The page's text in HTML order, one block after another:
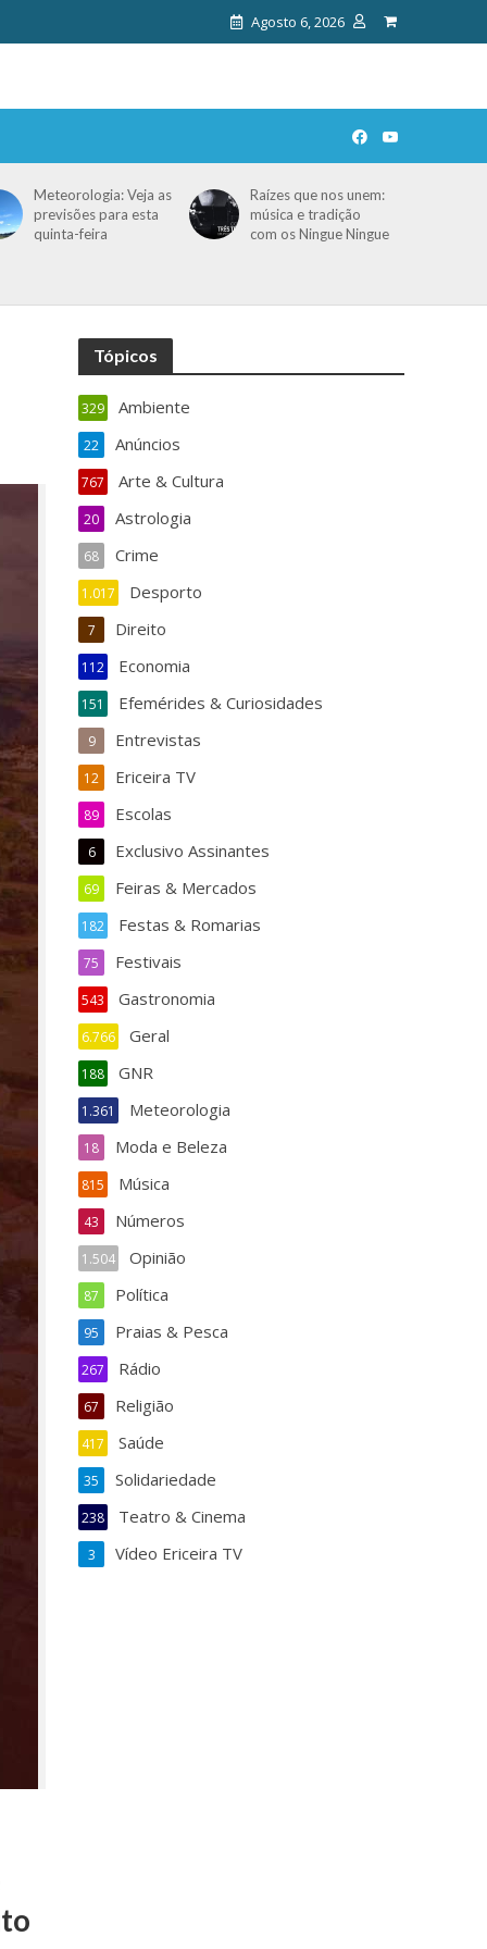
Agosto 6, 2026
Meteorologia: Veja as
previsões para esta
quinta-feira
Raízes que nos unem:
música e tradição
com os Ningue Ningue
Tópicos
Ambiente
329
Anúncios
22
Arte & Cultura
767
Astrologia
20
Crime
68
Desporto
1.017
Direito
7
Economia
112
Efemérides & Curiosidades
151
Entrevistas
9
Ericeira TV
12
Escolas
89
Exclusivo Assinantes
6
Feiras & Mercados
69
Festas & Romarias
182
Festivais
75
Gastronomia
543
Geral
6.766
GNR
188
Meteorologia
1.361
Moda e Beleza
18
Música
815
Números
43
Opinião
1.504
Política
87
Praias & Pesca
95
Rádio
267
Religião
67
Saúde
417
Solidariedade
35
Teatro & Cinema
238
Vídeo Ericeira TV
3